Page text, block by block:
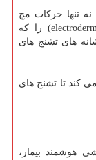
تنها حركات مچ
دست، بلكه "فعالیت الكترودرمال" (electrodermal activity) را كه
های تشنج های
كند تا تشنج های
هوشمند بیمار،